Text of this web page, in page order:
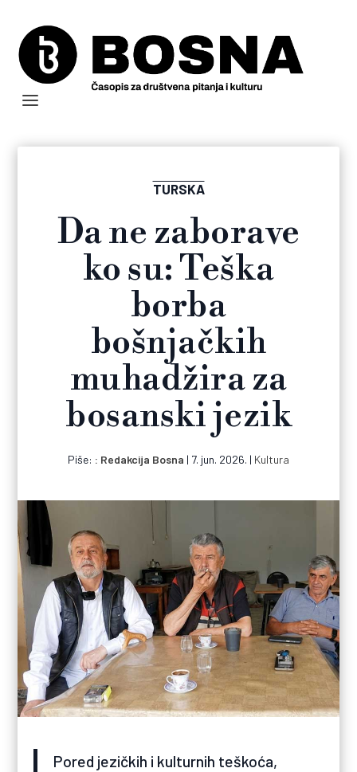
TURSKA
Da ne zaborave
ko su: Teška
borba
bošnjačkih
muhadžira za
bosanski jezik
Piše: Redakcija Bosna | 7. jun. 2026. | Kultura
Pored jezičkih i kulturnih teškoća,